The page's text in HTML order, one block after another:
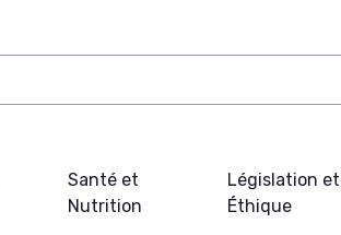
Santé et
Nutrition
Législation et
Éthique